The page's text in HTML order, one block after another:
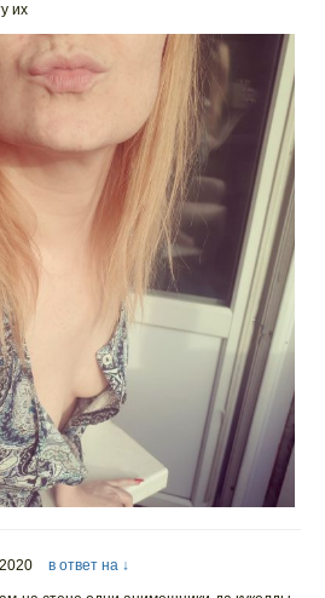
их
в ответ на ↓